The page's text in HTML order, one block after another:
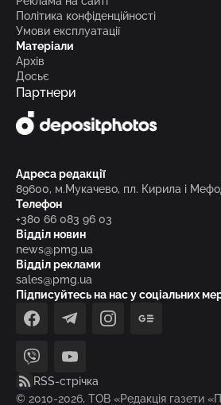
Політика конфіденційності
Умови експлуатації
Матеріали
Архів
Досьє
Партнери
Адреса редакції
89600, м.Мукачево, пл. Кирила і
Телефон
+380 66 083 96 03
Відділ новин
news@pmg.ua
Відділ реклами
sales@pmg.ua
Підписуйтесь на нас у соціальних
facebooktelegraminstagramgoogle_news
viber
youtube
RSS-стрічка
© 2010-2026, ТОВ «Редакція газети